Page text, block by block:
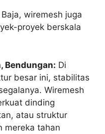
wiremesh juga
proyek berskala
Bendungan: Di
besar ini, stabilitas
Wiremesh
dinding
atau struktur
mereka tahan